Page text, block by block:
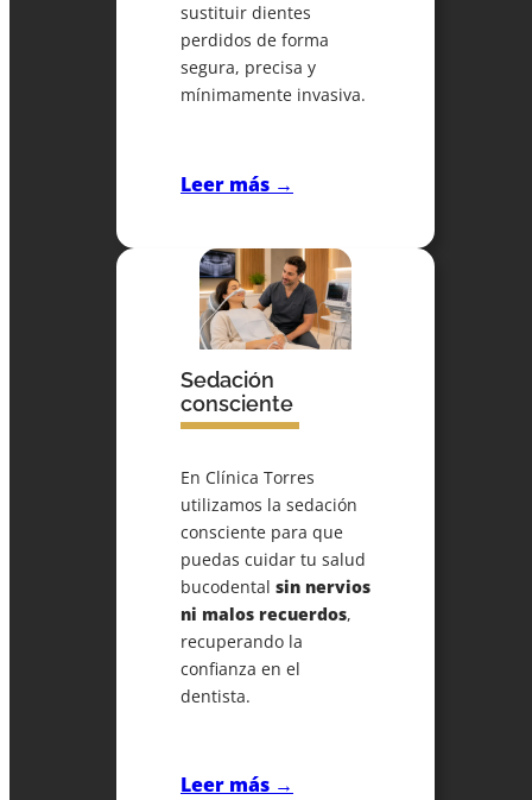
sustituir dientes
perdidos de forma
segura, precisa y
mínimamente invasiva.
Leer más →
Sedación
consciente
En Clínica Torres
utilizamos la sedación
consciente para que
puedas cuidar tu salud
bucodental sin nervios
ni malos recuerdos,
recuperando la
confianza en el
dentista.
Leer más →